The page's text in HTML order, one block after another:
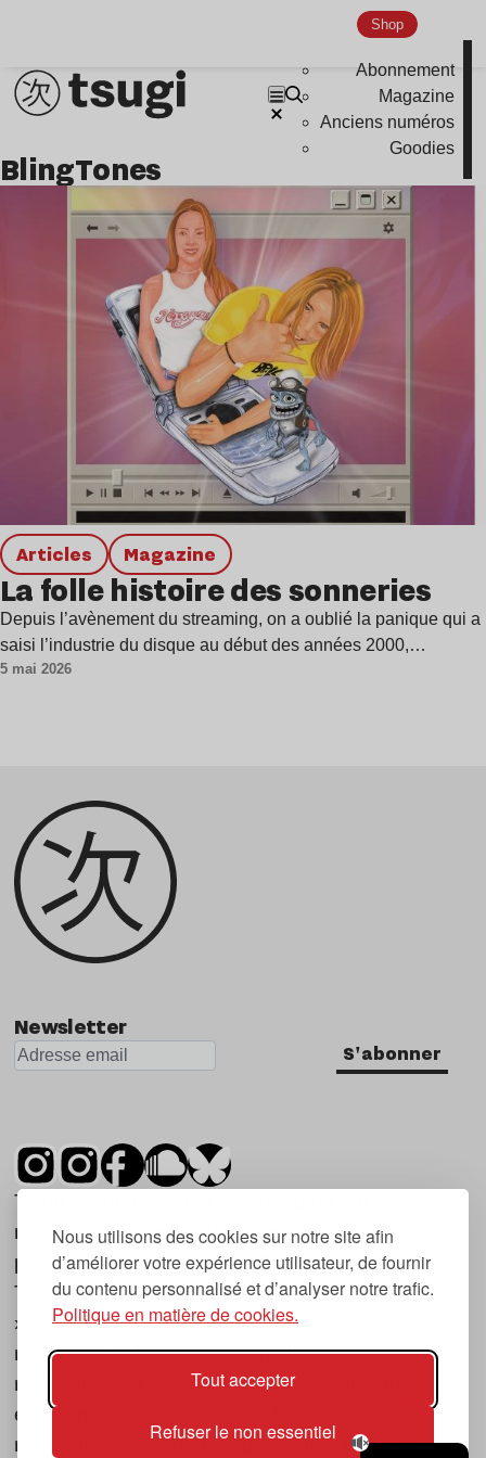
Nous utilisons des cookies sur notre site afin
d’améliorer votre expérience utilisateur, de fournir
du contenu personnalisé et d’analyser notre trafic.
Politique en matière de cookies.
Tout accepter
Refuser le non essentiel
Shop
Abonnement
Magazine
Anciens numéros
Goodies
Indie
BlingTones
Articles magazine
La folle histoire des sonneries
Depuis l’avènement du streaming, on a oublié la panique qui a
saisi l’industrie du disque au début des années 2000,…
5 mai 2026
Newsletter
S'abonner
Tsugi est un mensuel indépendant sur la
musique et les nouvelles tendances, dont la
première parution date de 2007.
Tsugi en japonais signifie « prochain », « suivant
», ce qui correspond à la thématique du
magazine, à l’affût des nouvelles tendances
musicales, qu’elles viennent de la musique
électronique, du rock ou du hip hop, et des
nouveaux phénomènes de société liés à la